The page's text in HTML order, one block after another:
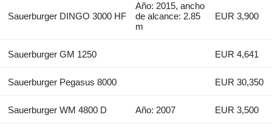
Sauerburger DINGO 3000 HF
Año: 2015, ancho
de alcance: 2.85
m
EUR 3,900
Sauerburger GM 1250 EUR 4,641
Sauerburger Pegasus 8000 EUR 30,350
Sauerburger WM 4800 D Año: 2007 EUR 3,500